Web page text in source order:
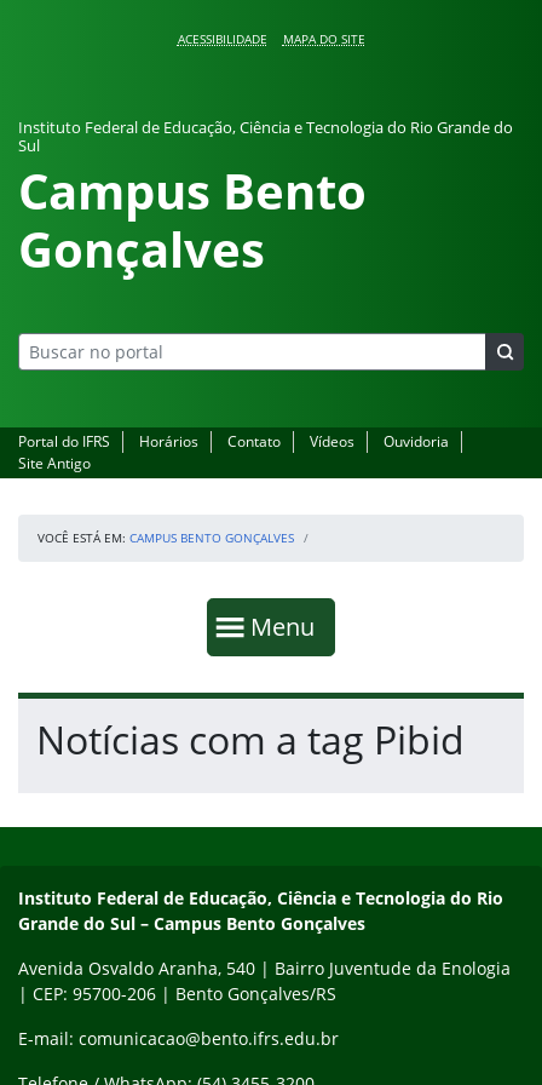
ACESSIBILIDADE MAPA DO SITE
Instituto Federal de Educação, Ciência e Tecnologia do Rio Grande do
Sul
Campus Bento
Gonçalves
Portal do IFRS Horários Contato Vídeos
Ouvidoria
Site Antigo
VOCÊ ESTÁ EM: CAMPUS BENTO GONÇALVES
Mostrar
Menu
Fim da navegação
Início do conteúdo
Notícias com a tag Pibid
Contato
Instituto Federal de Educação, Ciência e Tecnologia do Rio
Grande do Sul – Campus Bento Gonçalves
Avenida Osvaldo Aranha, 540 | Bairro Juventude da Enologia
| CEP: 95700-206 | Bento Gonçalves/RS
E-mail: comunicacao@bento.ifrs.edu.br